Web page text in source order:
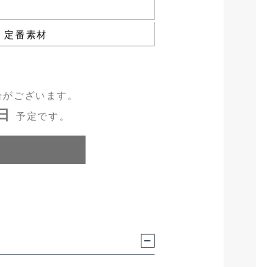
番素材
ございます。
予定です。